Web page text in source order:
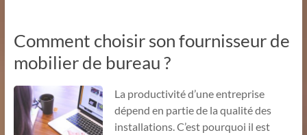
Comment choisir son fournisseur de
mobilier de bureau ?
La productivité d’une entreprise
dépend en partie de la qualité des
installations. C’est pourquoi il est